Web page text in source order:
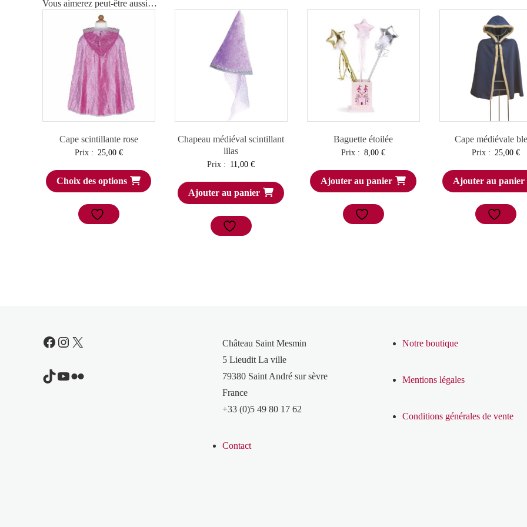
Vous aimerez peut-être aussi…
Cape scintillante rose
Prix : 25,00 €
Choix des options
Chapeau médiéval scintillant
lilas
Prix : 11,00€
Ajouter au panier
Baguette étoilée
Prix : 8,00€
Ajouter au panier
Cape médiévale
Prix : 25,00 €
Ajouter au panier
Facebook
Instagram
X
TikTok
YouTube
Flickr
Château Saint Mesmin
5 Lieudit La ville
79380 Saint André sur sèvre
France
+33 (0)5 49 80 17 62
Contact
Notre boutique
Mentions légales
Conditions générales de vente